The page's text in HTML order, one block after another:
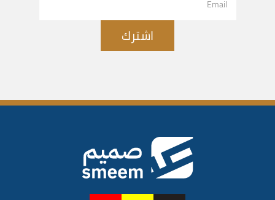
اشترك